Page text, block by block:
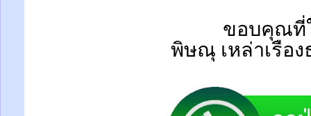
ขอบคุณที่
พิษณุ เหล่าเรือ